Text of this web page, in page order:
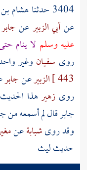
3404 حدثنا هشام
عنأبي الزبيرعنجابر
عليه وسلم لا ينام
روى سفيان وغير
443 ] الزبيرعنجابر
روى زهيرهذا
جابرقال لم أسمعه من
وقد روىشبابةعن
حديثليث